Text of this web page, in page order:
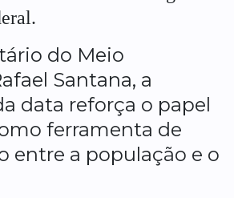
do Meio
Santana, a
data reforça o papel
ferramenta de
entre a população e o